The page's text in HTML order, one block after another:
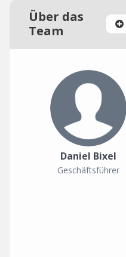
Über das
Team
Daniel Bixel
Geschäftsführer